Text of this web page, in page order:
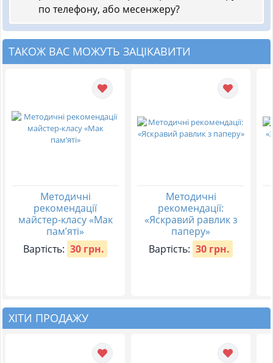
по телефону, або месенжеру?
ТАКОЖ ВАС МОЖУТЬ ЗАЦІКАВИТИ
Методичні
рекомендації
майстер-класу «Мак
пам’яті»
Вартість: 30 грн.
Методичні
рекомендації:
«Яскравий равлик з
паперу»
Вартість: 30 грн.
ХІТИ ПРОДАЖУ